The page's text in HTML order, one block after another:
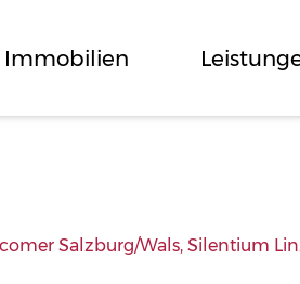
Immobilien
Salzburg/Wals, Silentium